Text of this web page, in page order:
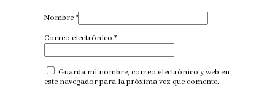
Nombre*
Correo electrónico *
Guarda mi nombre, correo electrónico y web en
este navegador para la próxima vez que comente.